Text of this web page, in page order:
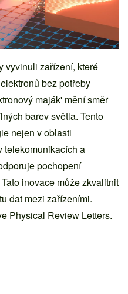
vyvinuli zařízení, které
bez potřeby
maják' mění směr
barev světla. Tento
nejen v oblasti
telekomunikacích a
pochopení
inovace může zkvalitnit
dat mezi zařízeními.
Physical Review Letters.